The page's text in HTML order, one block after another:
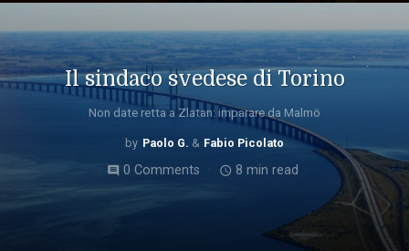
Il sindaco svedese di Torino
Non date retta a Zlatan: imparare da Malmö
Paolo G. Fabio Picolato
comment0 Comments access_time 8 min read